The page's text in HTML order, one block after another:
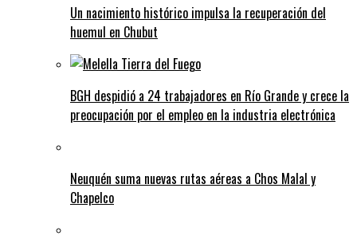
Un nacimiento histórico impulsa la recuperación del
huemul en Chubut
BGH despidió a 24 trabajadores en Río Grande y crece la
preocupación por el empleo en la industria electrónica
Neuquén suma nuevas rutas aéreas a Chos Malal y
Chapelco